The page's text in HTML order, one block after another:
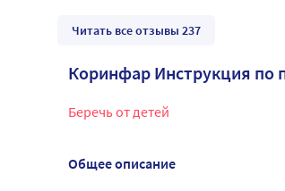
Читать все отзывы 237
Коринфар Инструкция по
Беречь от детей
Общее описание